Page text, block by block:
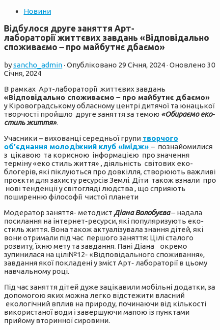
Новини
Відбулося друге заняття Арт-
лабораторії життєвих завдань «Відповідально
споживаємо – про майбутнє дбаємо»
bysancho_admin· Опубліковано 29 Січня, 2024· Оновлено 30
Січня, 2024
В рамках Арт-лабораторії життєвих завдань
«Відповідально споживаємо – про майбутнє дбаємо»
у Кіровоградському обласному центрі дитячої та юнацької
творчості пройшло друге заняття за темою «Обираємо еко-
стиль життя».
Учасники – вихованці середньої групи творчого
об’єднання молодіжний клуб «Імідж» – познайомилися
з цікавою та корисною інформацією про значення
терміну «еко стиль життя» , діяльність світових еко-
блогерів, які піклуються про довкілля, створюють важливі
проєкти для захисту ресурсів Землі. Діти також взнали про
нові тенденції у світогляді людства , що сприяють
поширенню філософії чистої планети
Модератор заняття- методист Діана Волобуєва– надала
посилання на інтернет-ресурси, які популяризують еко-
стиль життя. Вона також актуалізувала знання дітей, які
вони отримали під час першого заняття: Цілі сталого
розвиту, їхню мету та завдання. Пані Діана окремо
зупинилася на цілі№12- «Відповідального споживання»,
завдання якої покладені у зміст Арт- лабораторії в цьому
навчальному році.
Під час заняття дітей дуже зацікавили мобільні додатки, за
допомогою яких можна легко відстежити власний
екологічний вплив на природу, починаючи від кількості
використаної води і завершуючи мапою із пунктами
прийому вторинної сировини.